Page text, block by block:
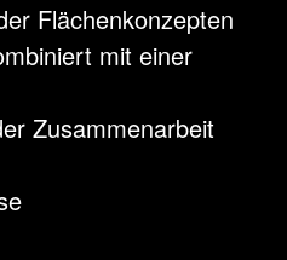
Flächenkonzepten
mit einer
Zusammenarbeit